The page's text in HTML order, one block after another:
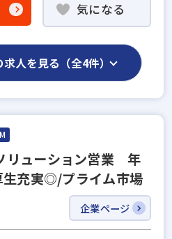
気になる
求人を見る（全4件）
リューション営業 年
充実◎/プライム市場
企業ページ